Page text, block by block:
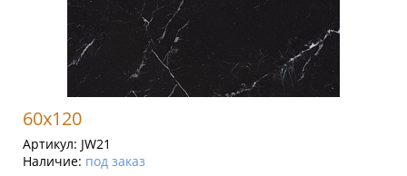
60x120
Артикул: JW21
Наличие: под заказ